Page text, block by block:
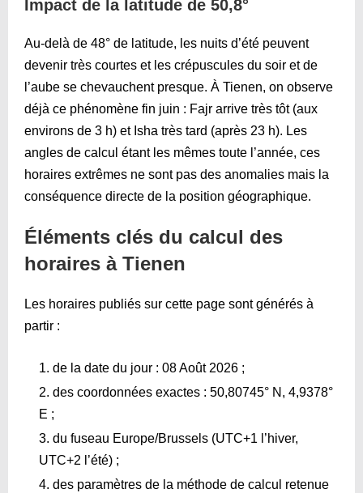
Impact de la latitude de 50,8°
Au-delà de 48° de latitude, les nuits d’été peuvent
devenir très courtes et les crépuscules du soir et de
l’aube se chevauchent presque. À Tienen, on observe
déjà ce phénomène fin juin : Fajr arrive très tôt (aux
environs de 3 h) et Isha très tard (après 23 h). Les
angles de calcul étant les mêmes toute l’année, ces
horaires extrêmes ne sont pas des anomalies mais la
conséquence directe de la position géographique.
Éléments clés du calcul des
horaires à Tienen
Les horaires publiés sur cette page sont générés à
partir :
de la date du jour : 08 Août 2026 ;
des coordonnées exactes : 50,80745° N, 4,9378°
E ;
du fuseau Europe/Brussels (UTC+1 l’hiver,
UTC+2 l’été) ;
des paramètres de la méthode de calcul retenue